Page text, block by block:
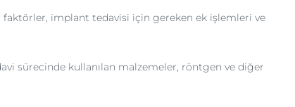
faktörler, implant tedavisi için gereken ek işlemleri ve
sürecinde kullanılan malzemeler, röntgen ve diğer